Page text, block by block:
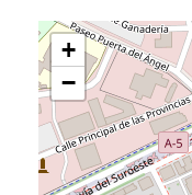
+
−